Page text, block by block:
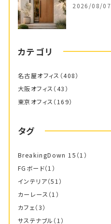
2026/08/07
カテゴリ
名古屋オフィス （408）
大阪オフィス （43）
東京オフィス （169）
タグ
BreakingDown 15 （1）
FGボード（1）
インテリア（51）
カーレース （1）
カフェ（3）
サステナブル （1）